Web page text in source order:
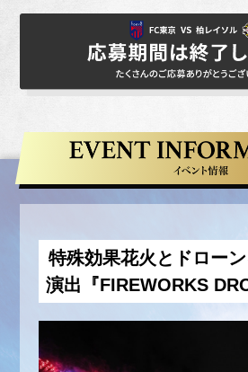
ご登録内容に虚偽があった
格、当選資格を取り消す場
用条件などを変更する場合
当選チケットの交換、返却
ること、ならびに第三者に
ることを禁止します。なお
ならびにインターネットオ
とし、チケット代の返金を
特殊効果花火とドロー
演出『FIREWORKS